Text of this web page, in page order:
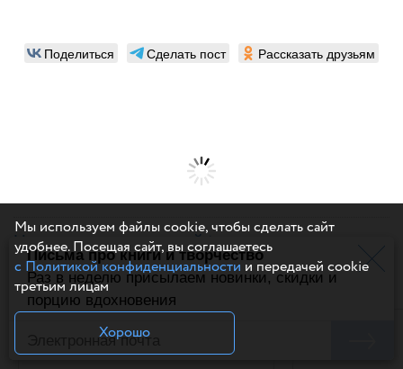
Письма про книги и творчество
Раз в неделю присылаем новинки, скидки и
порцию вдохновения
Поделиться Сделать пост Рассказать друзьям
Написать комментарий
Похожие статьи
Мы используем файлы cookie, чтобы сделать сайт
удобнее. Посещая сайт, вы соглашаетесь
с Политикой конфиденциальностии передачей cookie
третьим лицам
Хорошо